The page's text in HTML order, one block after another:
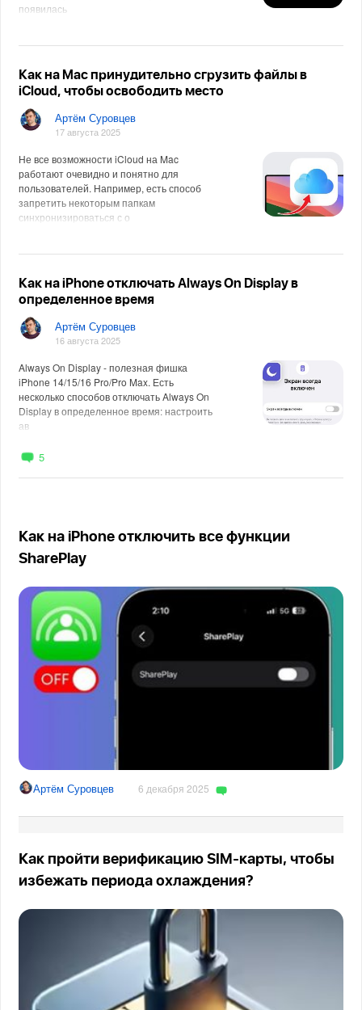
появилась
Как на Mac принудительно сгрузить файлы в
iCloud, чтобы освободить место
Артём Суровцев
17 августа 2025
Не все возможности iCloud на Mac
работают очевидно и понятно для
пользователей. Например, есть способ
запретить некоторым папкам
синхронизироваться с о
Как на iPhone отключать Always On Display в
определенное время
Артём Суровцев
16 августа 2025
Always On Display - полезная фишка
iPhone 14/15/16 Pro/Pro Max. Есть
несколько способов отключать Always On
Display в определенное время: настроить
ав
5
Как на iPhone отключить все функции
SharePlay
Артём Суровцев 6 декабря 2025
Как пройти верификацию SIM-карты, чтобы
избежать периода охлаждения?